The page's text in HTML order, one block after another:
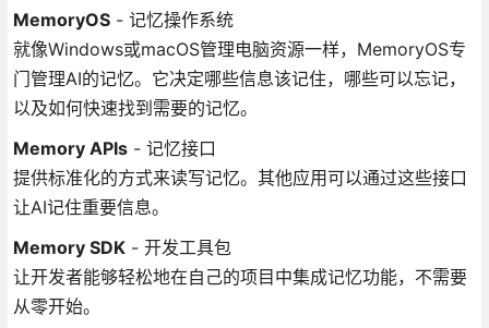
MemoryOS- 记忆操作系统
就像Windows或macOS管理电脑资源一样，MemoryOS专
门管理AI的记忆。它决定哪些信息该记住，哪些可以忘记，
以及如何快速找到需要的记忆。
Memory APIs- 记忆接口
提供标准化的方式来读写记忆。其他应用可以通过这些接口
让AI记住重要信息。
Memory SDK- 开发工具包
让开发者能够轻松地在自己的项目中集成记忆功能，不需要
从零开始。